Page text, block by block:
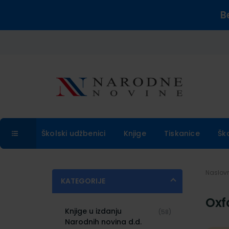
Školski udžbenici Knjige Tiskanice
KATEGORIJE
Knjige u izdanju
Narodnih novina d.d.
(58)